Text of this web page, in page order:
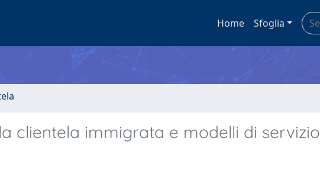
Home Sfoglia
clientela immigrata e modelli di servizio